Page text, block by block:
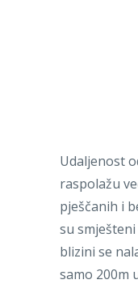
Udaljenost
raspolažu
pješčanih i
su
blizini se
samo 200m